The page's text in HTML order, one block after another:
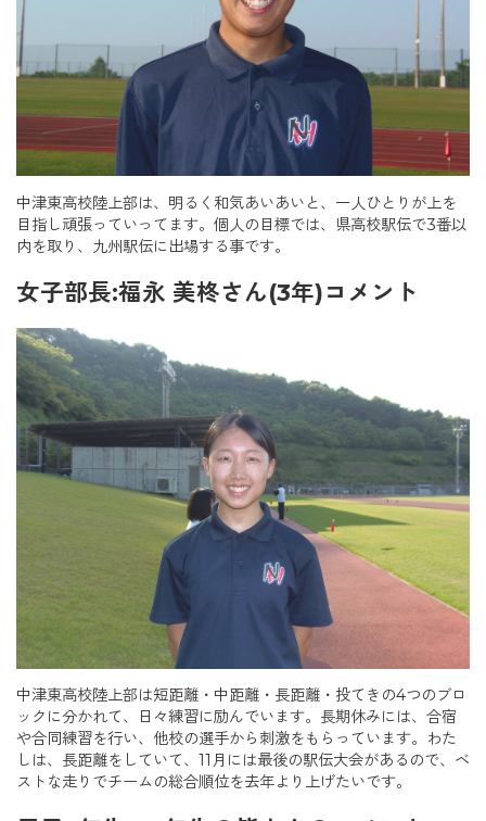
中津東高校陸上部は、明るく和気あいあいと、一人ひとりが上を
目指し頑張っていってます。個人の目標では、県高校駅伝で3番以
内を取り、九州駅伝に出場する事です。
女子部長:福永 美柊さん(3年)コメント
中津東高校陸上部は短距離・中距離・長距離・投てきの4つのブロ
ックに分かれて、日々練習に励んでいます。長期休みには、合宿
や合同練習を行い、他校の選手から刺激をもらっています。わた
しは、長距離をしていて、11月には最後の駅伝大会があるので、ベ
ストな走りでチームの総合順位を去年より上げたいです。